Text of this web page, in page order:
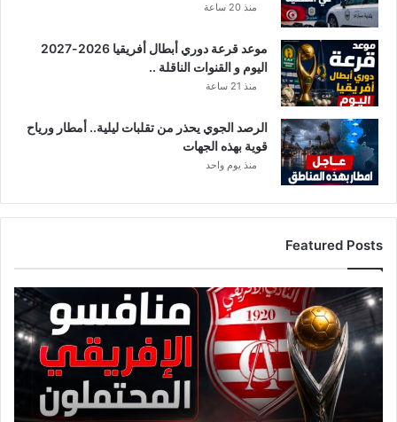
منذ 20 ساعة
موعد قرعة دوري أبطال أفريقيا 2026-2027
اليوم و القنوات الناقلة ..
منذ 21 ساعة
الرصد الجوي يحذر من تقلبات ليلية.. أمطار ورياح
قوية بهذه الجهات
منذ يوم واحد
Featured Posts
قائمة
منافسي
النادي
الإفريقي